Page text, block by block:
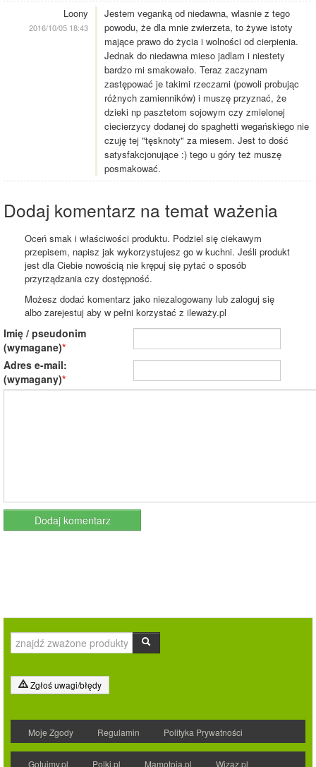
Loony
2016/10/05 18:43
Jestem veganką od niedawna, wlasnie z tego
powodu, że dla mnie zwierzeta, to żywe istoty
mające prawo do życia i wolności od cierpienia.
Jednak do niedawna mieso jadlam i niestety
bardzo mi smakowało. Teraz zaczynam
zastępować je takimi rzeczami (powoli probując
różnych zamienników) i muszę przyznać, że
dzieki np pasztetom sojowym czy zmielonej
ciecierzycy dodanej do spaghetti wegańskiego nie
czuję tej "tęsknoty" za miesem. Jest to dość
satysfakcjonujące :) tego u góry też muszę
posmakować.
Dodaj komentarz na temat ważenia
Oceń smak i właściwości produktu. Podziel się ciekawym
przepisem, napisz jak wykorzystujesz go w kuchni. Jeśli produkt
jest dla Ciebie nowością nie krępuj się pytać o sposób
przyrządzania czy dostępność.
Możesz dodać komentarz jako niezalogowany lub zaloguj się
albo zarejestuj aby w pełni korzystać z ileważy.pl
Imię / pseudonim
(wymagane)
Adres e-mail:
(wymagany)
Zgłoś uwagi/błędy
Moje Zgody Regulamin Polityka Prywatności
Gotujmy.pl Polki.pl Mamotoja.pl Wizaz.pl